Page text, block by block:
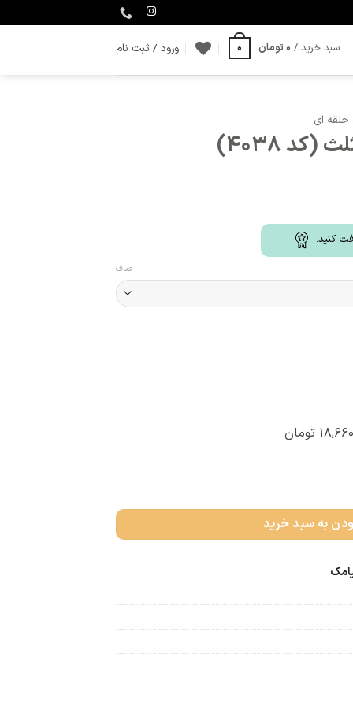
سبد خرید / 0 تومان 0 ورود / ثبت نام
حلقه ای
4038)
کنید.
صاف
تومان
به سبد خرید